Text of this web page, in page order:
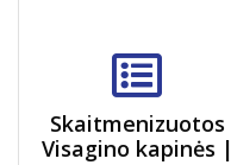
Skaitmenizuotos
Visagino kapinės |